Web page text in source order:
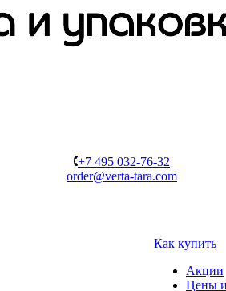
+7 495 032-76-32
order@verta-tara.com
Как купить
Акции
Цены и